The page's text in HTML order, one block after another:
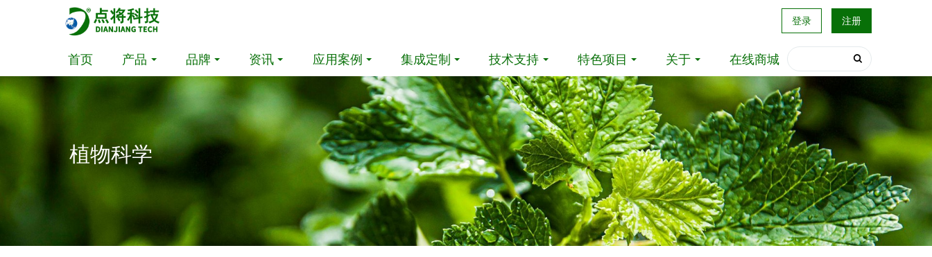
登录 注册
首页 产品 品牌 资讯 应用案例 集成定制 技术支持 特色项目 关于 在线商城
植物科学